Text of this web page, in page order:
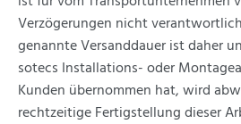
Verzögerungen nicht
genannte Versanddauer ist daher
sotecs Installations- oder
Kunden übernommen hat, wird
rechtzeitige Fertigstellung dieser